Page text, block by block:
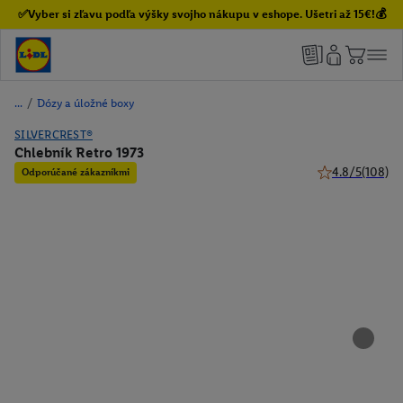
✅Vyber si zľavu podľa výšky svojho nákupu v eshope. Ušetri až 15€!💰
/ Dózy a úložné boxy
SILVERCREST®
Chlebník Retro 1973
Odporúčané zákazníkmi 4.8/5(108)